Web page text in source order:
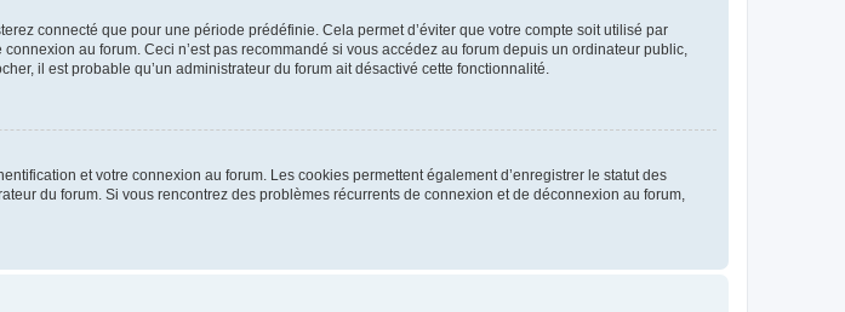
connecté que pour une période prédéfinie. Cela permet d’éviter que votre compte soit utilisé par
au forum. Ceci n’est pas recommandé si vous accédez au forum depuis un ordinateur public,
il est probable qu’un administrateur du forum ait désactivé cette fonctionnalité.
et votre connexion au forum. Les cookies permettent également d’enregistrer le statut des
du forum. Si vous rencontrez des problèmes récurrents de connexion et de déconnexion au forum,